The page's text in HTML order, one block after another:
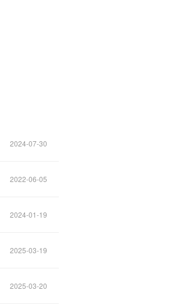
2024-07-30
2022-06-05
2024-01-19
2025-03-19
2025-03-20